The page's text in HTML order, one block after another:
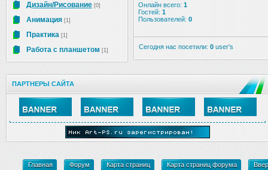
Дизайн/Рисование [0]
Анимация [1]
Практика [1]
Работа с планшетом [1]
Онлайн всего: 1
Гостей: 1
Пользователей: 0
Сегодня нас посетили: 0 user's
ПАРТНЕРЫ САЙТА
Главная Форум Карта страниц Карта страниц форума